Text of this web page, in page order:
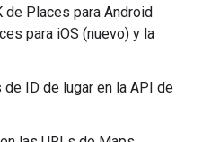
de Places para Android
para iOS (nuevo) y la
ID de lugar en la API de